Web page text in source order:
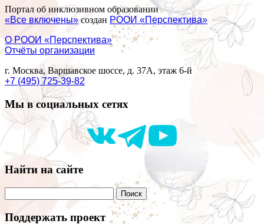
Портал об инклюзивном образовании
«Все включены» создан РООИ «Перспектива»
О РООИ «Перспектива»
Отчёты организации
г. Москва, Варшавское шоссе, д. 37А, этаж 6-й
+7 (495) 725-39-82
Мы в социальных сетях
Найти на сайте
Поддержать проект